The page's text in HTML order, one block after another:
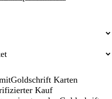
Karten
Kauf